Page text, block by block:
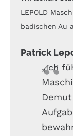
LEPOLD
badischen Au
Patrick
„Ich